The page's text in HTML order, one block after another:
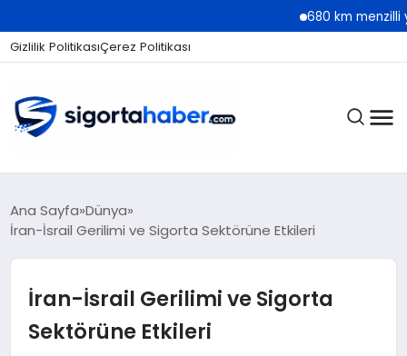
680 km menzilli yeni
Gizlilik PolitikasıÇerez Politikası
SIGORTA
EKONOMI
Ana Sayfa Dünya
İran-İsrail Gerilimi ve Sigorta Sektörüne Etkileri
İran-İsrail Gerilimi ve Sigorta
Sektörüne Etkileri